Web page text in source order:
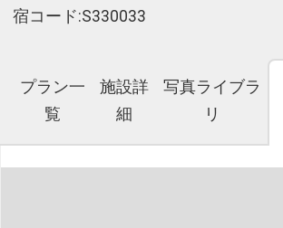
宿コード:S330033
プラン一
覧
施設詳
細
写真ライブラ
リ